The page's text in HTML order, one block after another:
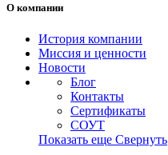
О компании
История компании
Миссия и ценности
Новости
Блог
Контакты
Сертификаты
СОУТ
Показать еще Свернуть